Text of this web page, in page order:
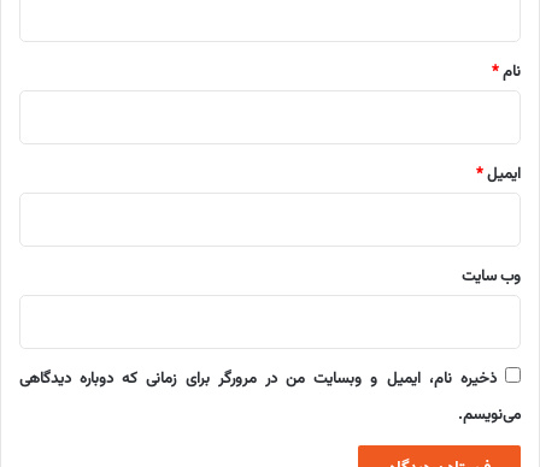
نام*
ایمیل*
وب‌ سایت
ذخیره نام، ایمیل و وبسایت من در مرورگر برای زمانی که دوباره دیدگاهی
می‌نویسم.